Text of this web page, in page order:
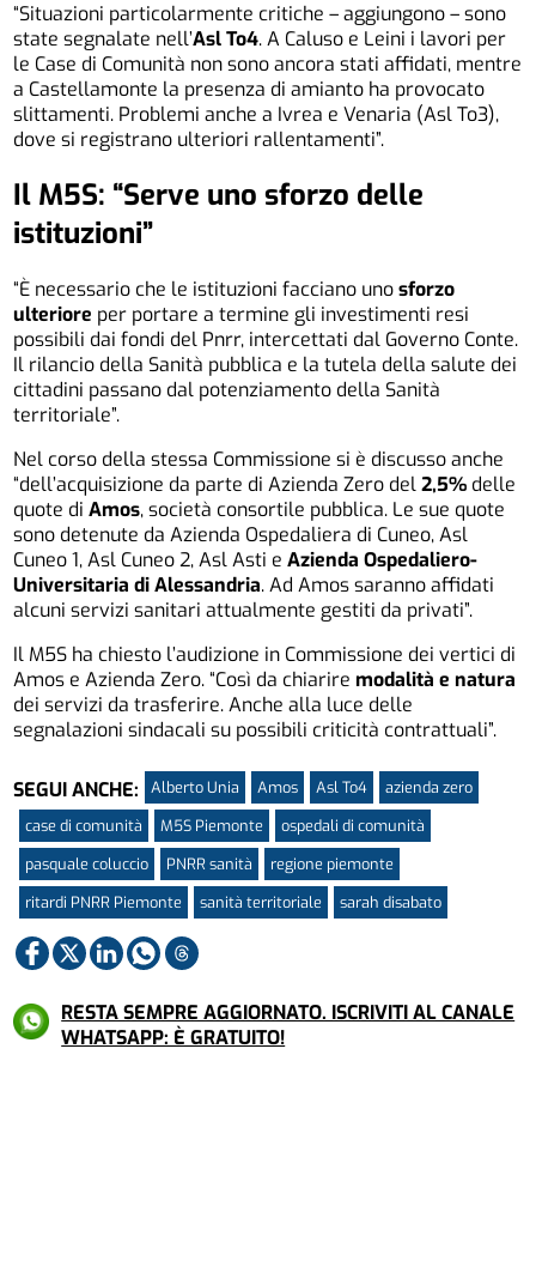
“Situazioni particolarmente critiche – aggiungono – sono
state segnalate nell’Asl To4. A Caluso e Leini i lavori per
le Case di Comunità non sono ancora stati affidati, mentre
a Castellamonte la presenza di amianto ha provocato
slittamenti. Problemi anche a Ivrea e Venaria (Asl To3),
dove si registrano ulteriori rallentamenti”.
Il M5S: “Serve uno sforzo delle
istituzioni”
“È necessario che le istituzioni facciano unosforzo
ulteriore per portare a termine gli investimenti resi
possibili dai fondi del Pnrr, intercettati dal Governo Conte.
Il rilancio della Sanità pubblica e la tutela della salute dei
cittadini passano dal potenziamento della Sanità
territoriale”.
Nel corso della stessa Commissione si è discusso anche
“dell’acquisizione da parte di Azienda Zero del2,5% delle
quote diAmos, società consortile pubblica. Le sue quote
sono detenute daAzienda Ospedaliera di Cuneo, Asl
Cuneo 1, Asl Cuneo 2, Asl Asti eAzienda Ospedaliero-
Universitaria di Alessandria.Ad Amos saranno affidati
alcuni servizi sanitari attualmente gestiti da privati”.
Il M5S ha chiesto l’audizione in Commissione dei vertici di
Amos e Azienda Zero. “Così da chiariremodalità e natura
dei servizi da trasferire. Anche alla luce delle
segnalazioni sindacali su possibili criticità contrattuali”.
SEGUI ANCHE: Alberto Unia Amos Asl To4
azienda zero
case di comunità
M5S Piemonte
ospedali di comunità
pasquale coluccio
PNRR sanità
regione piemonte
ritardi PNRR Piemonte
sanità territoriale sarah disabato
RESTA SEMPRE AGGIORNATO. ISCRIVITI AL CANALE
WHATSAPP: È GRATUITO!